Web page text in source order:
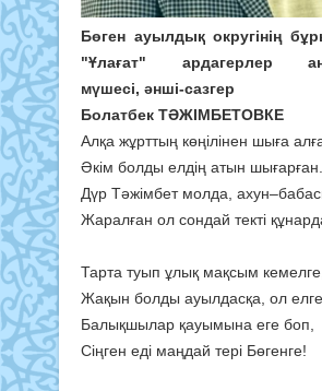
Бөген ауылдық округінің
"Ұлағат" ардагерлер
мүшесі, әнші-сазгер
Болатбек ТӘЖІМБЕТОВКЕ
Алқа жұрттың көңілінен шыға
Әкім болды елдің атын шығарған.
Дүр Тәжімбет молда,
Жаралған ол сондай текті
Тарта туып ұлық мақсым
Жақын болды ауылдасқа, ол
Балықшылар қауымына еге боп,
Сіңген еді маңдай тері Бөгенге!